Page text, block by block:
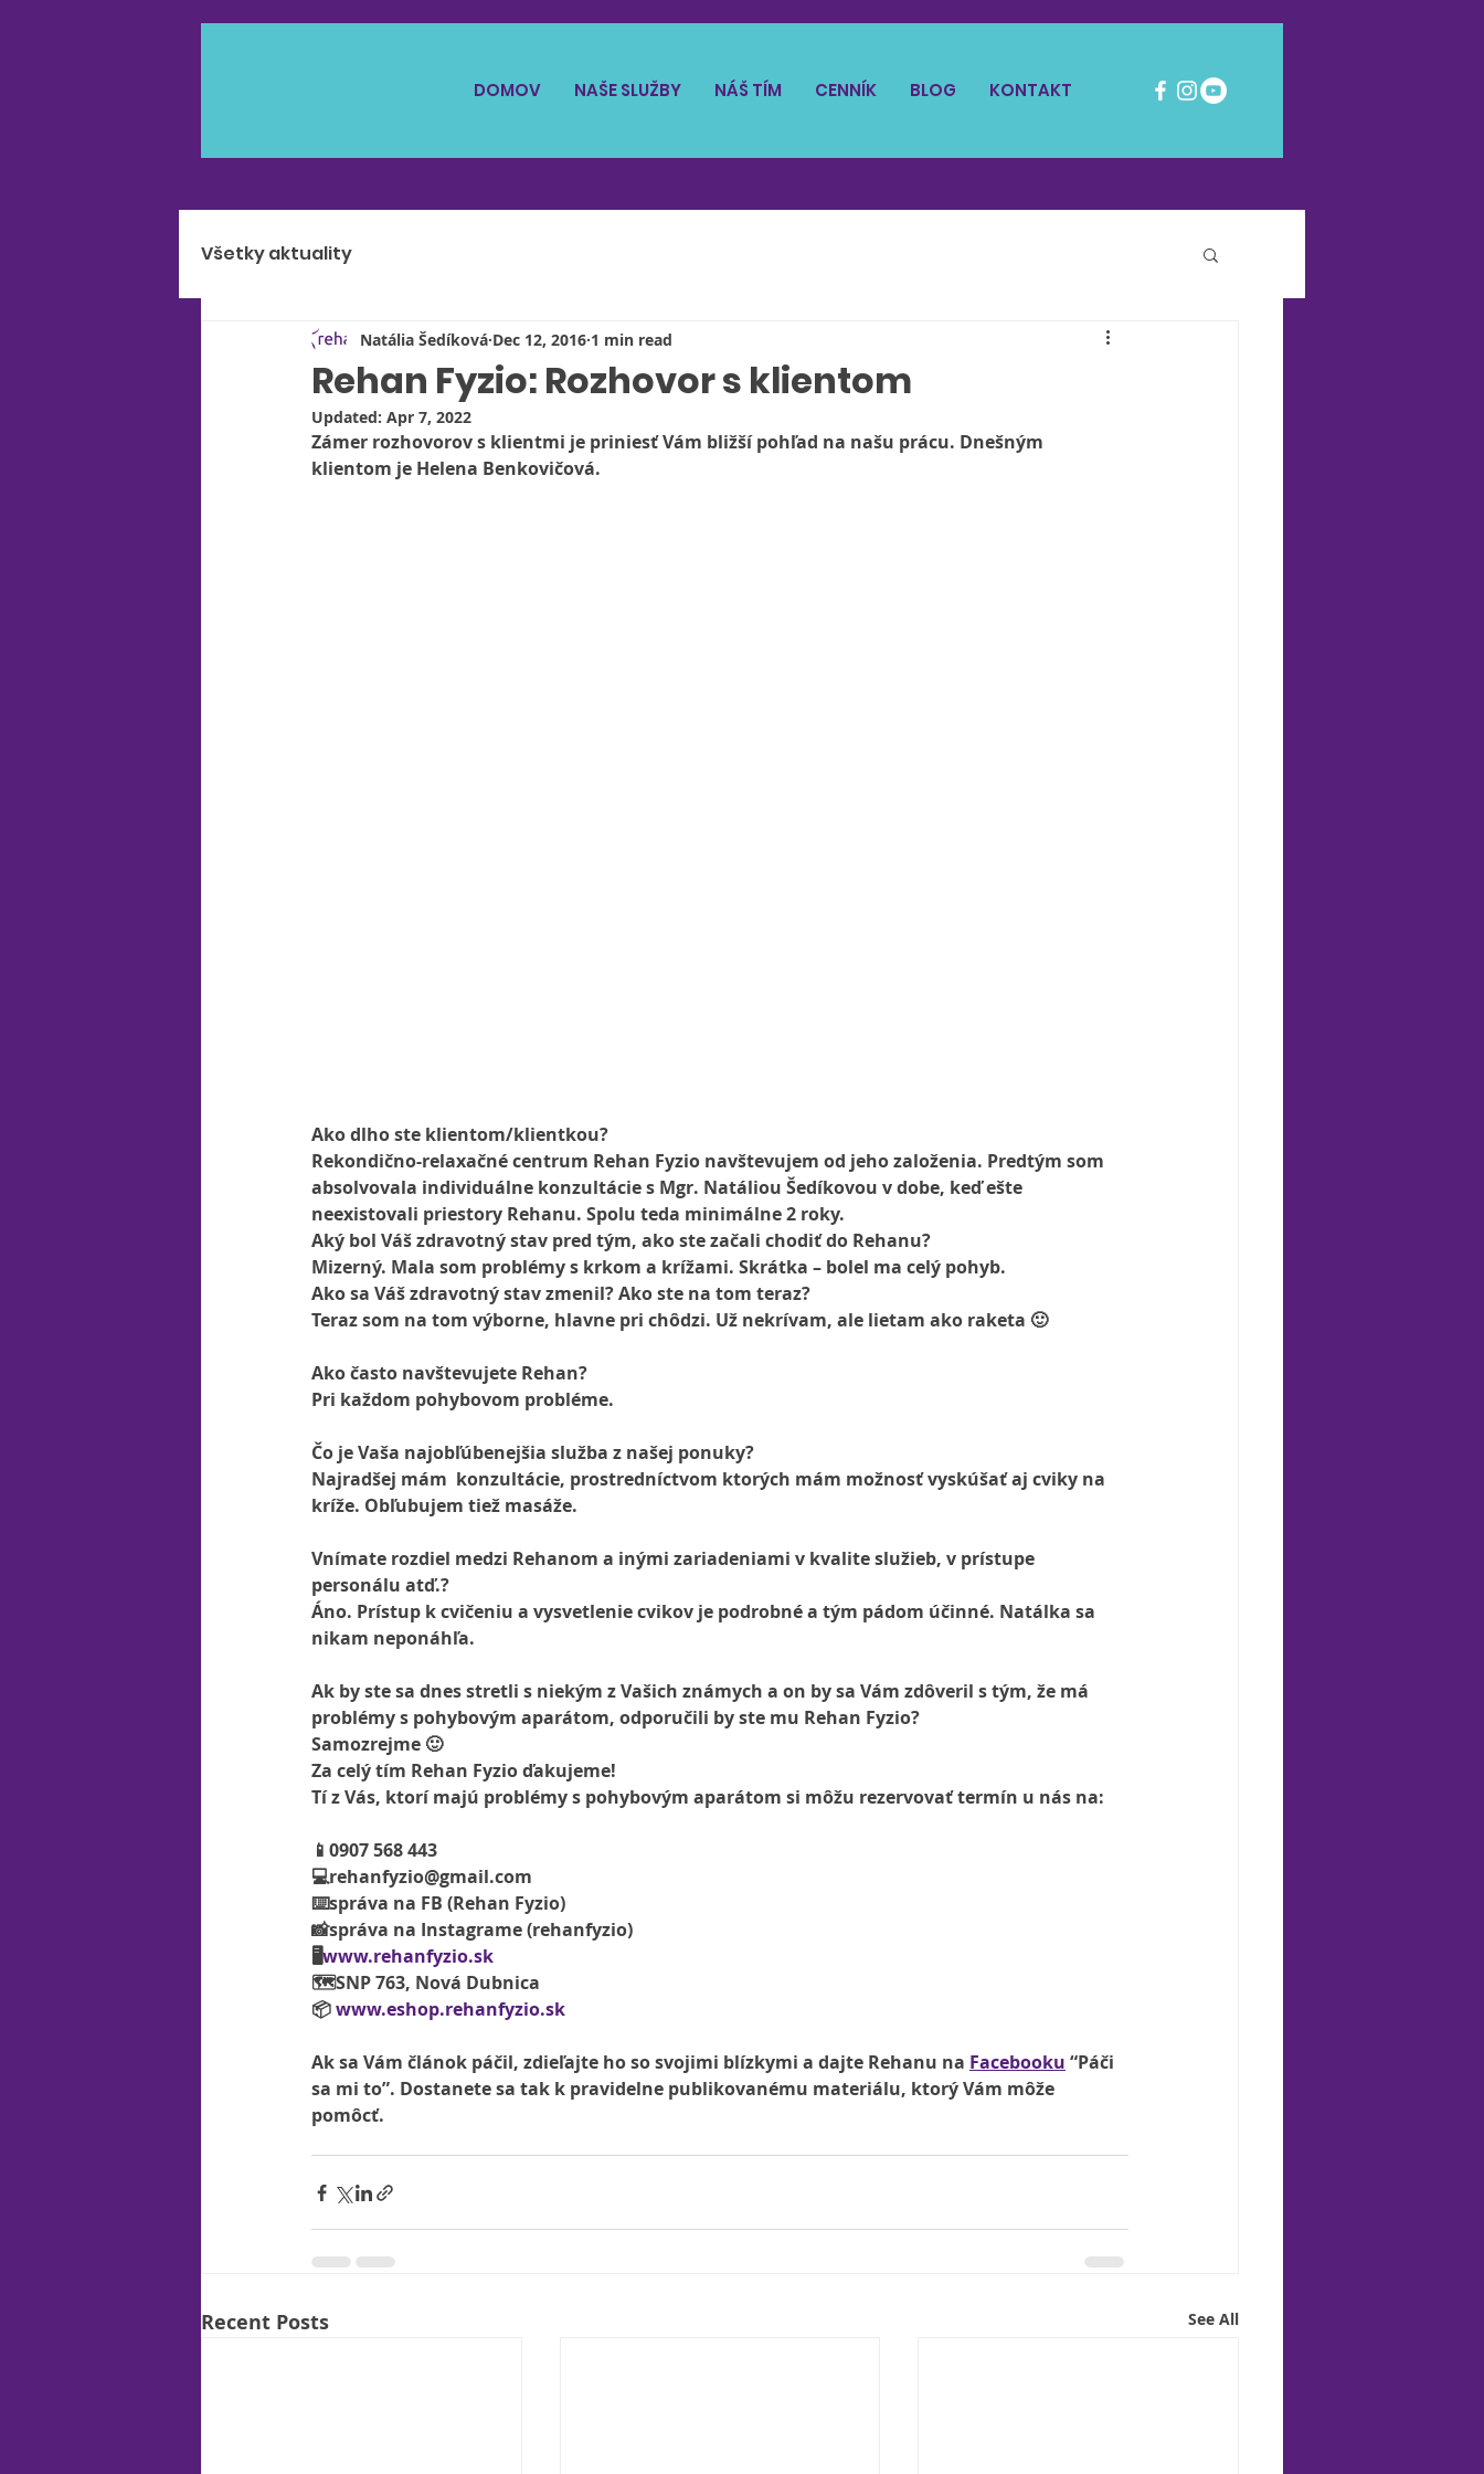
DOMOV NAŠE SLUŽBY NÁŠ TÍM CENNÍK BLOG KONTAKT
Všetky aktuality
Rehan Fyzio: Rozhovor s klientom
Natália Šedíková Dec 12, 2016 1 min read
Updated: Apr 7, 2022
Zámer rozhovorov s klientmi je priniesť Vám bližší pohľad na našu prácu. Dnešným
klientom je Helena Benkovičová.
Ako dlho ste klientom/klientkou?
Rekondično-relaxačné centrum Rehan Fyzio navštevujem od jeho založenia. Predtým som
absolvovala individuálne konzultácie s Mgr. Natáliou Šedíkovou v dobe, keď ešte
neexistovali priestory Rehanu. Spolu teda minimálne 2 roky.
Aký bol Váš zdravotný stav pred tým, ako ste začali chodiť do Rehanu?
Mizerný. Mala som problémy s krkom a krížami. Skrátka – bolel ma celý pohyb.
Ako sa Váš zdravotný stav zmenil? Ako ste na tom teraz?
Teraz som na tom výborne, hlavne pri chôdzi. Už nekrívam, ale lietam ako raketa 🙂
Ako často navštevujete Rehan?
Pri každom pohybovom probléme.
Čo je Vaša najobľúbenejšia služba z našej ponuky?
Najradšej mám  konzultácie, prostredníctvom ktorých mám možnosť vyskúšať aj cviky na
kríže. Obľubujem tiež masáže.
Vnímate rozdiel medzi Rehanom a inými zariadeniami v kvalite služieb, v prístupe
personálu atď.?
Áno. Prístup k cvičeniu a vysvetlenie cvikov je podrobné a tým pádom účinné. Natálka sa
nikam neponáhľa.
Ak by ste sa dnes stretli s niekým z Vašich známych a on by sa Vám zdôveril s tým, že má
problémy s pohybovým aparátom, odporučili by ste mu Rehan Fyzio?
Samozrejme 🙂
Za celý tím Rehan Fyzio ďakujeme!
Tí z Vás, ktorí majú problémy s pohybovým aparátom si môžu rezervovať termín u nás na:
📱0907 568 443
💻rehanfyzio@gmail.com
⌨️správa na FB (Rehan Fyzio)
📸správa na Instagrame (rehanfyzio)
🖥www.rehanfyzio.sk
🗺SNP 763, Nová Dubnica
📦 www.eshop.rehanfyzio.sk
Ak sa Vám článok páčil, zdieľajte ho so svojimi blízkymi a dajte Rehanu na Facebooku “Páči
sa mi to”. Dostanete sa tak k pravidelne publikovanému materiálu, ktorý Vám môže
pomôcť.
Recent Posts See All